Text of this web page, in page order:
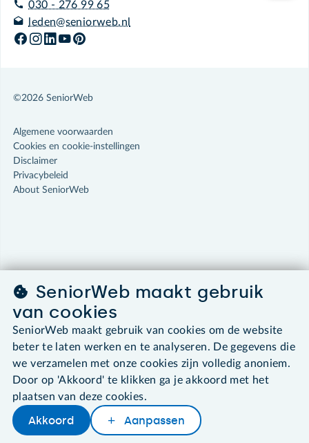
030 - 276 99 65
leden@seniorweb.nl
©2026 SeniorWeb
Algemene voorwaarden
Cookies en cookie-instellingen
Disclaimer
Privacybeleid
About SeniorWeb
SeniorWeb maakt gebruik
van cookies
SeniorWeb maakt gebruik van cookies om de website
beter te laten werken en te analyseren. De gegevens die
we verzamelen met onze cookies zijn volledig anoniem.
Door op 'Akkoord' te klikken ga je akkoord met het
plaatsen van deze cookies.
Akkoord Aanpassen